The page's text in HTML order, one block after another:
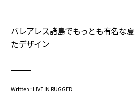
バレアレス諸島でもっとも有名な
たデザイン
Written : LIVE IN RUGGED